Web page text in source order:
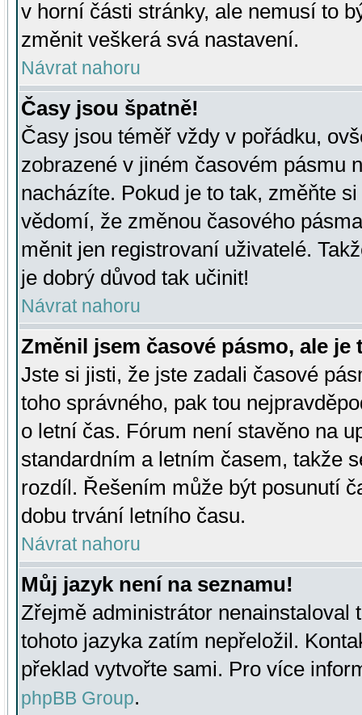
v horní části stránky, ale nemusí to
změnit veškerá svá nastavení.
Návrat nahoru
Časy jsou špatně!
Časy jsou téměř vždy v pořádku,
zobrazené v jiném časovém pásmu
nacházíte. Pokud je to tak, změňte
vědomí, že změnou časového
měnit jen registrovaní uživatelé.
je dobrý důvod tak učinit!
Návrat nahoru
Změnil jsem časové pásmo, ale je
Jste si jisti, že jste zadali časové
toho správného, pak tou
o letní čas. Fórum není stavěno na
standardním a letním časem, takže
rozdíl. Řešením může být posunutí
dobu trvání letního času.
Návrat nahoru
Můj jazyk není na seznamu!
Zřejmě administrátor nenainstaloval
tohoto jazyka zatím nepřeložil.
překlad vytvořte sami. Pro více
phpBB Group.